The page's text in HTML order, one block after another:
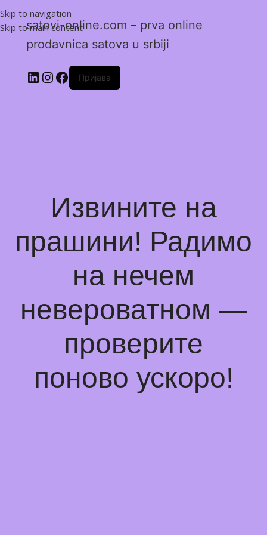
Skip to navigation
Skip to main content
satovi-online.com – prva online
prodavnica satova u srbiji
Пријава
Извините на
прашини! Радимо
на нечем
невероватном —
проверите
поново ускоро!